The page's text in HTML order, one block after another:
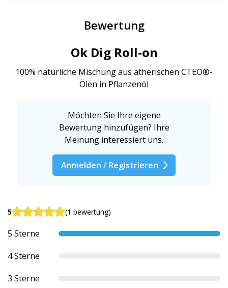
Bewertung
Ok Dig Roll-on
100% natürliche Mischung aus ätherischen CTEO®-
Ölen in Pflanzenöl
Möchten Sie Ihre eigene
Bewertung hinzufügen? Ihre
Meinung interessiert uns.
Anmelden / Registrieren
5 (1 bewertung)
5 Sterne
4 Sterne
3 Sterne